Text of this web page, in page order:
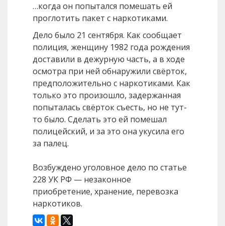
…когда он попытался помешать ей
проглотить пакет с наркотиками.
Дело было 21 сентября. Как сообщает
полиция, женщину 1982 года рождения
доставили в дежурную часть, а в ходе
осмотра при ней обнаружили свёрток,
предположительно с наркотиками. Как
только это произошло, задержанная
попыталась свёрток съесть, но не тут-
то было. Сделать это ей помешал
полицейский, и за это она укусила его
за палец.
Возбуждено уголовное дело по статье
228 УК РФ — незаконное
приобретение, хранение, перевозка
наркотиков.